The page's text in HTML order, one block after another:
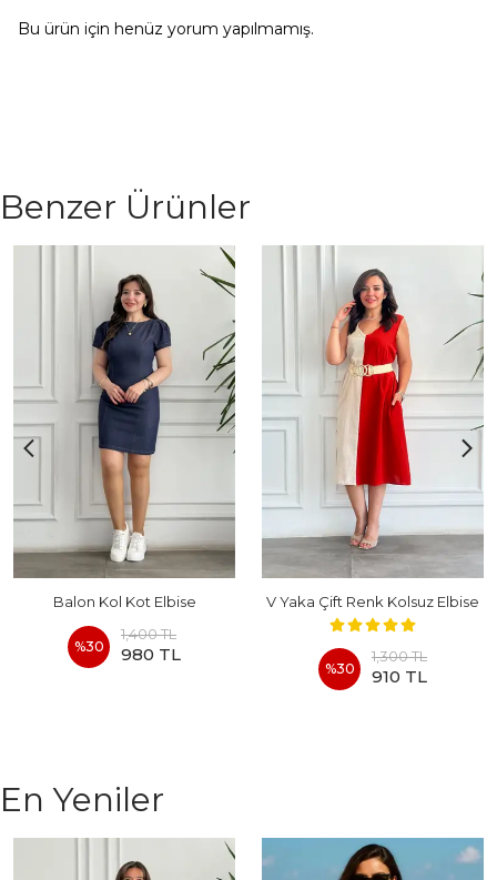
Bu ürün için henüz yorum yapılmamış.
Benzer Ürünler
Balon Kol Kot Elbise
%30
1,400 TL
980 TL
V Yaka Çift Renk Kolsuz Elbise
%30
1,300 TL
910 TL
En Yeniler